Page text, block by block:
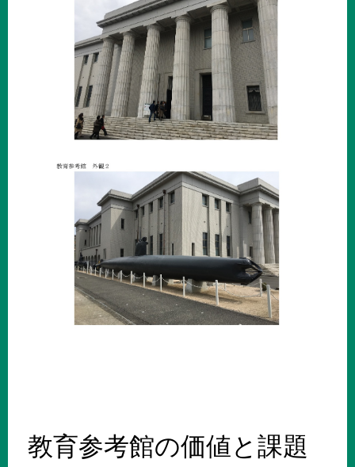
教育参考館の価値と課題